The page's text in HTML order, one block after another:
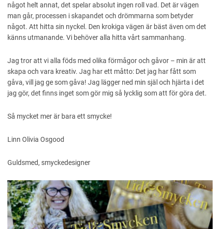
något helt annat, det spelar absolut ingen roll vad. Det är vägen
man går, processen i skapandet och drömmarna som betyder
något. Att hitta sin nyckel. Den krokiga vägen är bäst även om det
känns utmanande. Vi behöver alla hitta vårt sammanhang.
Jag tror att vi alla föds med olika förmågor och gåvor – min är att
skapa och vara kreativ. Jag har ett måtto: Det jag har fått som
gåva, vill jag ge som gåva! Jag lägger ned min själ och hjärta i det
jag gör, det finns inget som gör mig så lycklig som att för göra det.
Så mycket mer är bara ett smycke!
Linn Olivia Osgood
Guldsmed, smyckedesigner